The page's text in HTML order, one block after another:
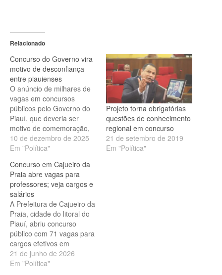
Relacionado
Concurso do Governo vira
motivo de desconfiança
entre piauienses
O anúncio de milhares de
vagas em concursos
públicos pelo Governo do
Piauí, que deveria ser
motivo de comemoração,
tem provocado um clima
de desconfiança entre
O estranhamento nasce da
contradição: o Estado
enfrenta dificuldades
financeiras, depende de
empréstimos para bancar
grandes compromissos e,
ainda assim, promete…
10 de dezembro de 2025
Em "Política"
Projeto torna obrigatórias
questões de conhecimento
regional em concurso
21 de setembro de 2019
Em "Política"
Concurso em Cajueiro da
Praia abre vagas para
professores; veja cargos e
salários
A Prefeitura de Cajueiro da
Praia, cidade do litoral do
Piauí, abriu concurso
público com 71 vagas para
cargos efetivos em
diferentes áreas da
administração municipal.
21 de junho de 2026
Em "Política"